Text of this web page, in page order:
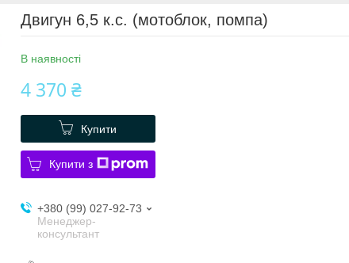
Двигун 6,5 к.с. (мотоблок, помпа)
В наявності
4 370 ₴
Купити
Купити з
+380 (99) 027-92-73
Менеджер-
консультант